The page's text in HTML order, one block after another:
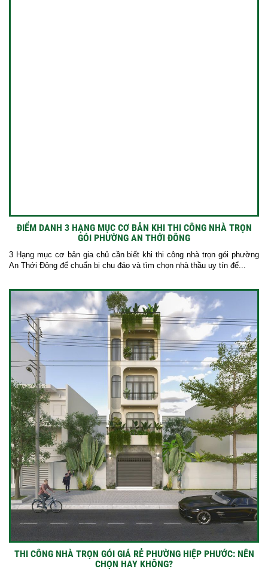
ĐIỂM DANH 3 HẠNG MỤC CƠ BẢN KHI THI CÔNG NHÀ TRỌN
GÓI PHƯỜNG AN THỚI ĐÔNG
3 Hạng mục cơ bản gia chủ cần biết khi thi công nhà trọn gói phường
An Thới Đông để chuẩn bị chu đáo và tìm chọn nhà thầu uy tín để...
THI CÔNG NHÀ TRỌN GÓI GIÁ RẺ PHƯỜNG HIỆP PHƯỚC: NÊN
CHỌN HAY KHÔNG?